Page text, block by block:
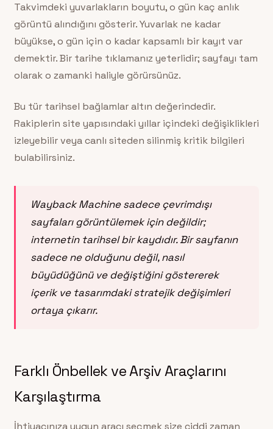
Takvimdeki yuvarlakların boyutu, o gün kaç anlık
görüntü alındığını gösterir. Yuvarlak ne kadar
büyükse, o gün için o kadar kapsamlı bir kayıt var
demektir. Bir tarihe tıklamanız yeterlidir; sayfayı tam
olarak o zamanki haliyle görürsünüz.
Bu tür tarihsel bağlamlar altın değerindedir.
Rakiplerin site yapısındaki yıllar içindeki değişiklikleri
izleyebilir veya canlı siteden silinmiş kritik bilgileri
bulabilirsiniz.
Wayback Machine sadece çevrimdışı
sayfaları görüntülemek için değildir;
internetin tarihsel bir kaydıdır. Bir sayfanın
sadece ne olduğunu değil, nasıl
büyüdüğünü ve değiştiğini göstererek
içerik ve tasarımdaki stratejik değişimleri
ortaya çıkarır.
Farklı Önbellek ve Arşiv Araçlarını
Karşılaştırma
İhtiyacınıza uygun aracı seçmek size ciddi zaman